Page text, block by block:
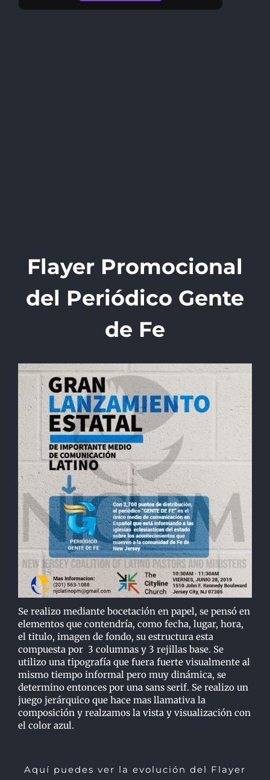
Flayer Promocional
del Periódico Gente
de Fe
Se realizo mediante bocetación en papel, se pensó en
elementos que contendría, como fecha, lugar, hora,
el titulo, imagen de fondo, su estructura esta
compuesta por 3 columnas y 3 rejillas base. Se
utilizo una tipografía que fuera fuerte visualmente al
mismo tiempo informal pero muy dinámica, se
determino entonces por una sans serif. Se realizo un
juego jerárquico que hace mas llamativa la
composición y realzamos la vista y visualización con
el color azul.
Aquí puedes ver la evolución del Flayer